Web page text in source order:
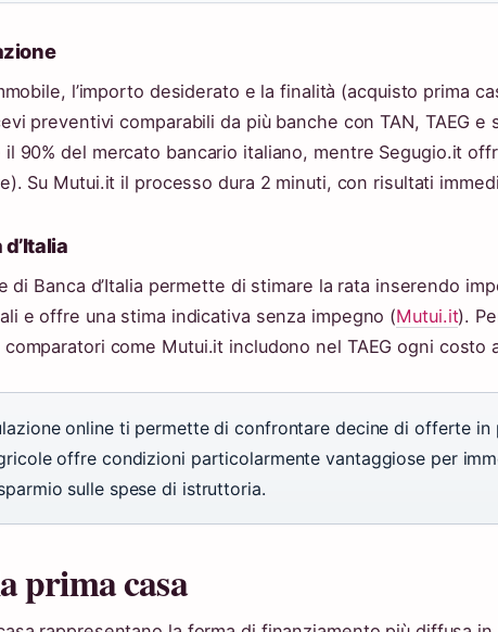
l’importo desiderato e la finalità (acquisto prima
preventivi comparabili da più banche con TAN, TAEG e
90% del mercato bancario italiano, mentre Segugio.it
Su Mutui.it il processo dura 2 minuti, con risultati
di Banca d’Italia permette di stimare la rata inserendo
e offre una stima indicativa senza impegno (Mutui.it).
come Mutui.it includono nel TAEG ogni costo
online ti permette di confrontare decine di offerte in
offre condizioni particolarmente vantaggiose per
sulle spese di istruttoria.
prima casa